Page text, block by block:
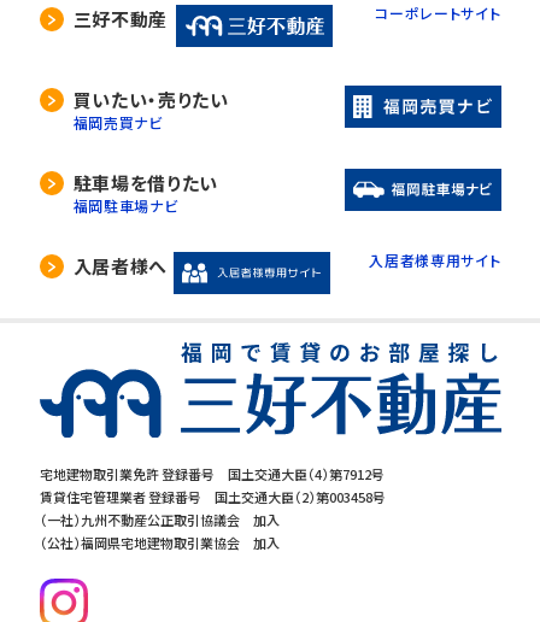
4. 個人情報の外部委託
当社は、利用目的の達成に必要な範囲内におい
て、個人情報の取扱いの全部又は一部を委託す
委託先の選定には厳正な基準を設け、委託先と
の間で必要な契約を締結し、適切な管理･監査を
5. 開示等の請求について
「開示」「訂正・追加・削除」「利用の停止・消去・提
供の拒否」の請求に応じております。ご請求され
る方は、当社「個人情報お客様相談窓口」までお
問合せください。
6.個人情報を提供する事の任意性につ
いて
当社の要求する個人情報を提供するか否かは、
お客様の任意でございます。
宅地建物取引業免許 登録番号 国土交通大臣（4）第7912号
賃貸住宅管理業者 登録番号 国土交通大臣（2）第003458号
（一社）九州不動産公正取引協議会 加入
（公社）福岡県宅地建物取引業協会 加入
三好不動産 コーポレートサイト
買いたい・売りたい
福岡売買ナビ
駐車場を借りたい
福岡駐車場ナビ
入居者様へ 入居者様専用サイト